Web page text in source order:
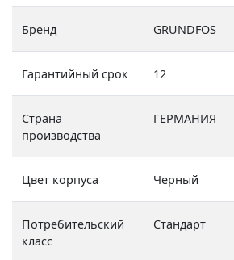
Бренд GRUNDFOS
Гарантийный срок 12
Страна
производства
ГЕРМАНИЯ
Цвет корпуса Черный
Потребительский
класс
Стандарт